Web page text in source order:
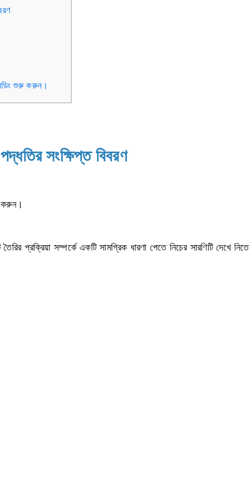
শুরু করুন।
সংক্ষিপ্ত বিবরণ
করুন।
প্রক্রিয়া সম্পর্কে একটি সামগ্রিক ধারণা পেতে নিচের সারণিটি দেখে নিতে